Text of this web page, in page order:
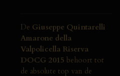
De Giuseppe Quintarelli
Amarone della
Valpolicella Riserva
DOCG 2015 behoort tot
de absolute top van de